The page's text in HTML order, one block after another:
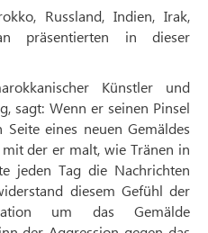
Russland, Indien, Irak,
präsentierten in dieser
Künstler und
sagt: Wenn er seinen Pinsel
eines neuen Gemäldes
der er malt, wie Tränen in
jeden Tag die Nachrichten
diesem Gefühl der
um das Gemälde